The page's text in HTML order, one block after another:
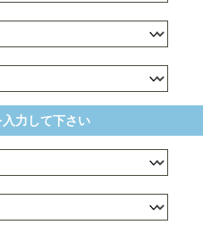
力して下さい